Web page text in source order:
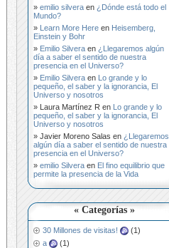
emilio silvera en ¿Dónde está todo el
Mundo?
Learn More Here en Heisemberg,
Einstein y Bohr
Emilio Silvera en ¿Llegaremos algún
día a saber el sentido de nuestra
presencia en el Universo?
Emilio Silvera en Lo grande y lo
pequeño, el saber y la ignorancia, El
Universo y nosotros
Laura Martínez R en Lo grande y lo
pequeño, el saber y la ignorancia, El
Universo y nosotros
Javier Moreno Salas en ¿Llegaremos
algún día a saber el sentido de nuestra
presencia en el Universo?
emilio Silvera en El fino equilibrio que
permite la presencia de la Vida
« Categorías »
30 Millones de visitas!
(1)
a
(1)